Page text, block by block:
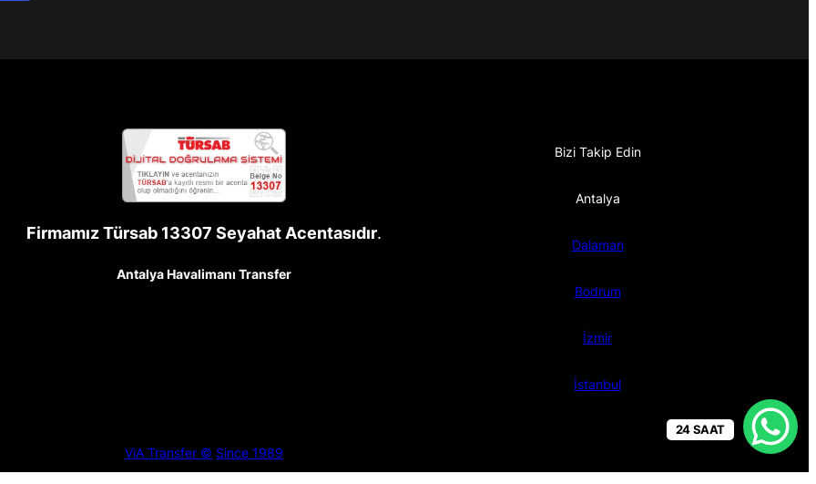
Firmamız Türsab 13307 Seyahat Acentasıdır.
Antalya Havalimanı Transfer
Bizi Takip Edin
Antalya
Dalaman
Bodrum
İzmir
İstanbul
ViA Transfer © Since 1989
24 SAAT